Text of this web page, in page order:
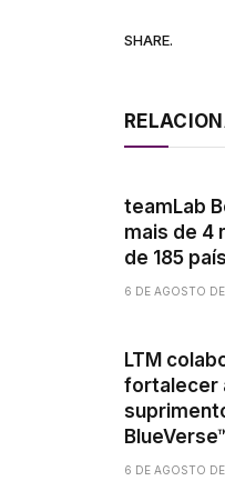
SHARE.
teamLab
mais de 4
de 185
6 DE AGOSTO
LTM
fortalecer
6 DE AGOSTO